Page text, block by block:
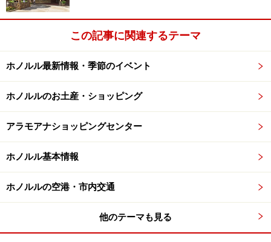
この記事に関連するテーマ
ホノルル最新情報・季節のイベント
ホノルルのお土産・ショッピング
アラモアナショッピングセンター
ホノルル基本情報
ホノルルの空港・市内交通
他のテーマも見る